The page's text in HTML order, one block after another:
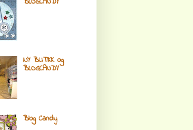
NY BUTIKK og
BLOGCANDY
Blog Candy